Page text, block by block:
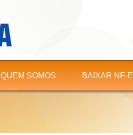
QUEM SOMOS BAIXAR NF-E